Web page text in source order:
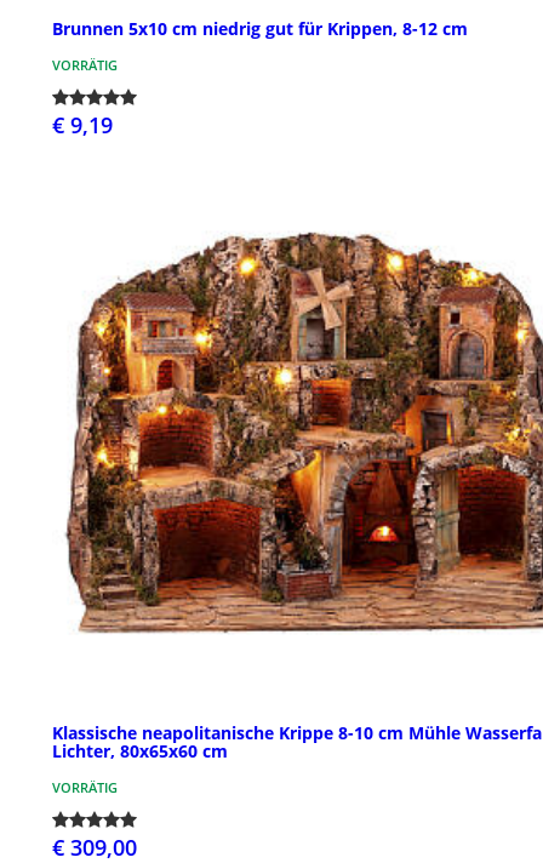
Brunnen 5x10 cm niedrig gut für Krippen, 8-12 cm
VORRÄTIG
€ 9,19
Klassische neapolitanische Krippe 8-10 cm Mühle
Lichter, 80x65x60 cm
VORRÄTIG
€ 309,00